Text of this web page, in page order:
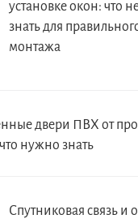
установке окон: что
знать для
монтажа
двери ПВХ от
нужно знать
Спутниковая связь и